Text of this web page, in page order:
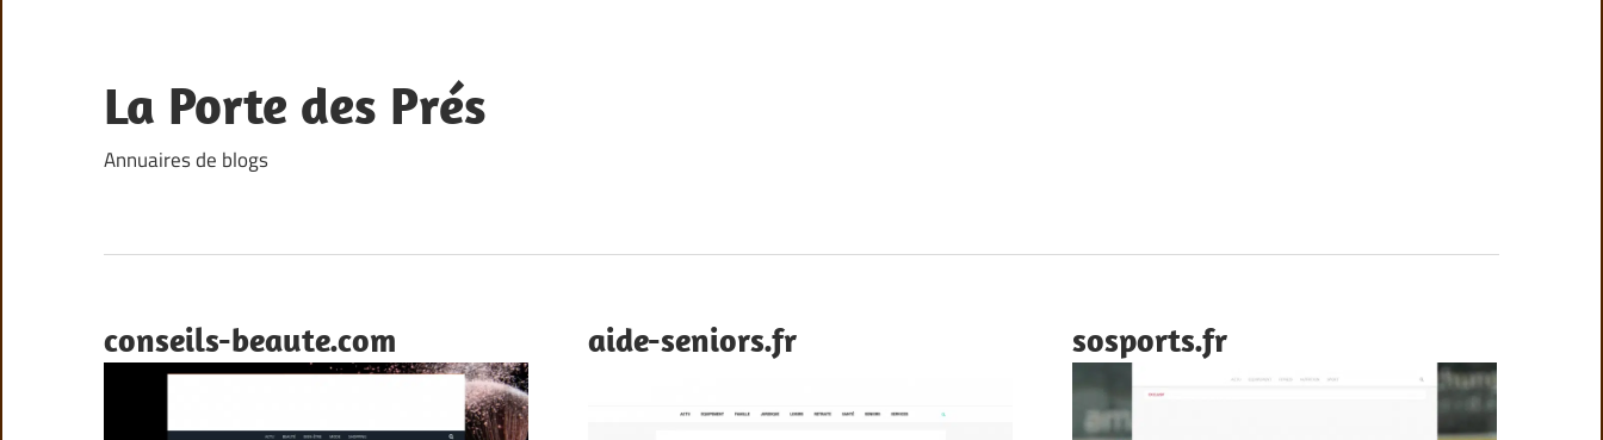
content
La Porte des Prés
Annuaires de blogs
conseils-beaute.com aide-seniors.fr sosports.fr